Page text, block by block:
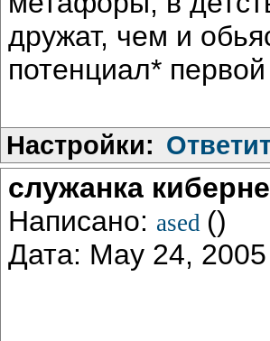
дружат, чем и
потенциал* первой
Настройки:
служанка
Написано: ased ()
Дата: May 24,